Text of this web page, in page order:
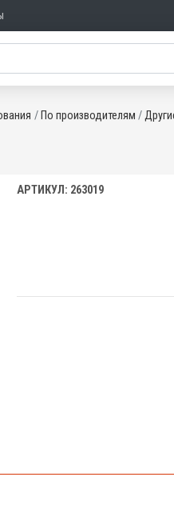
По производителям
АРТИКУЛ: 263019